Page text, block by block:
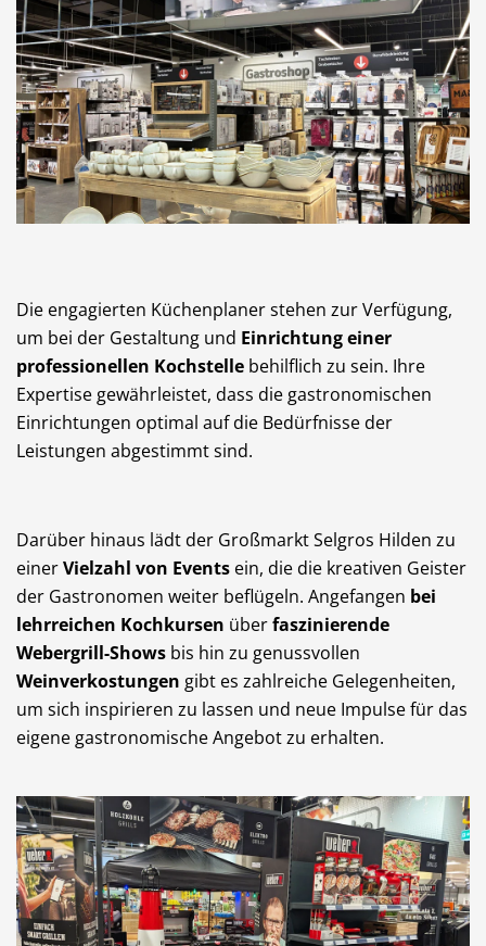
Die engagierten Küchenplaner stehen zur Verfügung,
um bei der Gestaltung und Einrichtung einer
professionellen Kochstelle behilflich zu sein. Ihre
Expertise gewährleistet, dass die gastronomischen
Einrichtungen optimal auf die Bedürfnisse der
Leistungen abgestimmt sind.
Darüber hinaus lädt der Großmarkt Selgros Hilden zu
einerVielzahl von Events ein, die die kreativen Geister
der Gastronomen weiter beflügeln. Angefangen bei
lehrreichen Kochkursen überfaszinierende
Webergrill-Shows bis hin zu genussvollen
Weinverkostungen gibt es zahlreiche Gelegenheiten,
um sich inspirieren zu lassen und neue Impulse für das
eigene gastronomische Angebot zu erhalten.